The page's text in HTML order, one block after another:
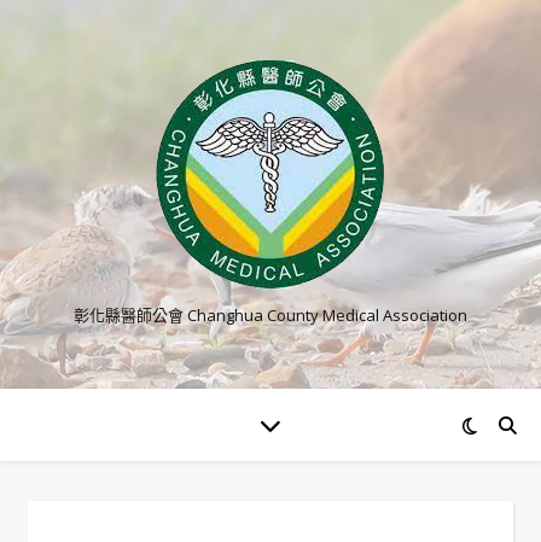
彰化縣醫師公會 Changhua County Medical Association